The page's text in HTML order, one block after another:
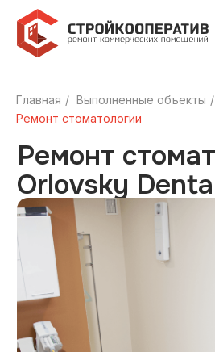
Главная / Выполненные объекты /
Ремонт стоматологии
Ремонт стоматологии